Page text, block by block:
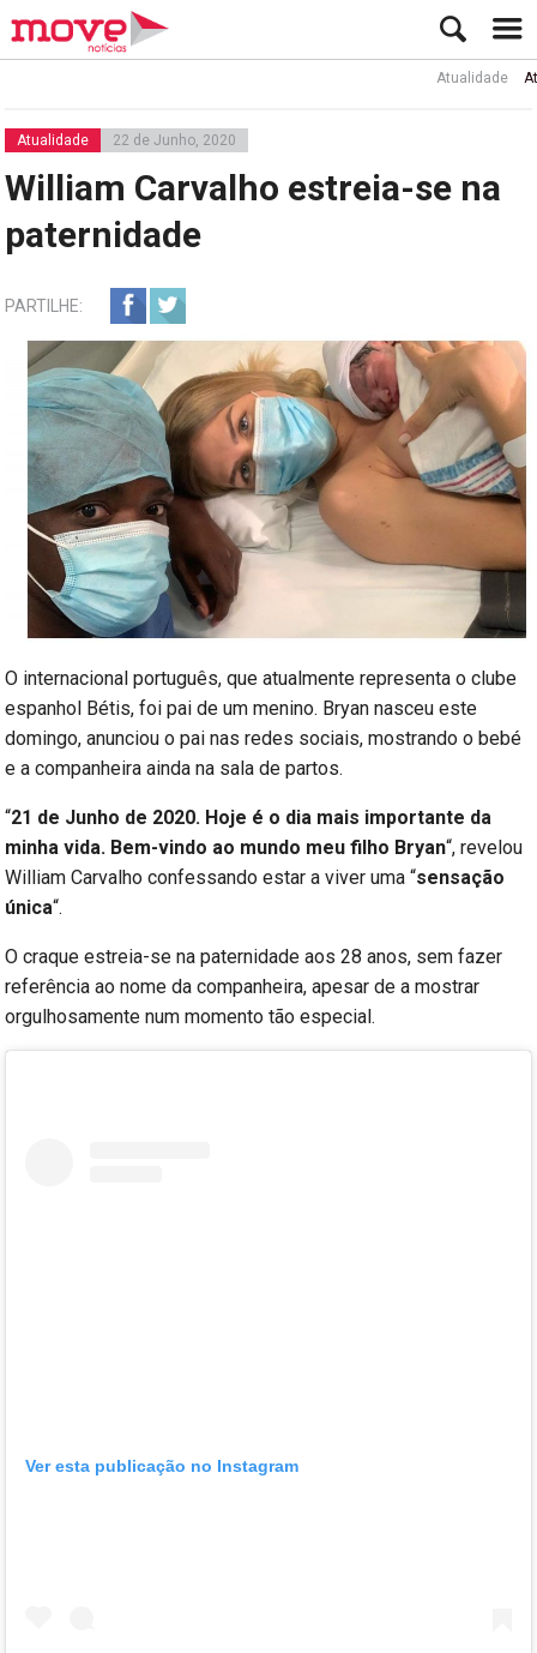
Atualidade Ator
Atualidade 22 de Junho, 2020
William Carvalho estreia-se na
paternidade
PARTILHE:
O internacional português, que atualmente representa o clube
espanhol Bétis, foi pai de um menino. Bryan nasceu este
domingo, anunciou o pai nas redes sociais, mostrando o bebé
e a companheira ainda na sala de partos.
“‪21 de Junho de 2020. Hoje é o dia mais importante da
minha vida. Bem-vindo ao mundo meu filho Bryan“, revelou
William Carvalho confessando estar a viver uma “sensação
única“.
O craque estreia-se na paternidade aos 28 anos, sem fazer
referência ao nome da companheira, apesar de a mostrar
orgulhosamente num momento tão especial.
Ver esta publicação no Instagram